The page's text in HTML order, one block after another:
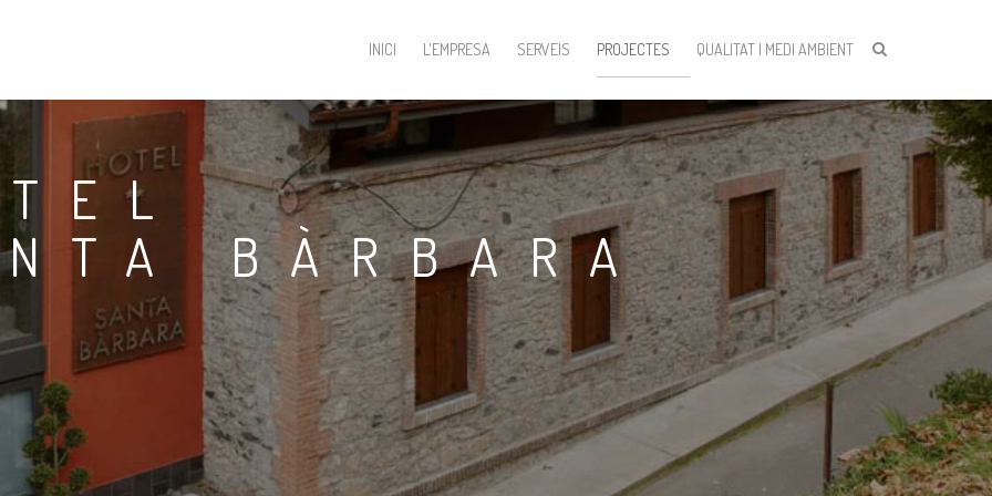
INICI L'EMPRESA SERVEIS PROJECTES QUALITAT I MEDI AMBIENT
BÀRBARA